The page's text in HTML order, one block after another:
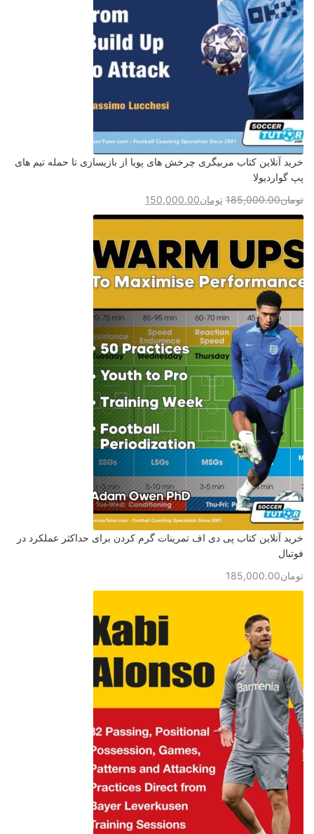
خرید آنلاین کتاب مربیگری چرخش های پویا از بازیسازی تا حمله تیم های
پپ گواردیولا
تومان185,000.00 تومان150,000.00
خرید آنلاین کتاب پی دی اف تمرینات گرم کردن برای حداکثر عملکرد در
فوتبال
تومان185,000.00
برای ثبت نام در باشگاه و مدرسه فوتبال درفک البرز تماس بگیرید09193631098